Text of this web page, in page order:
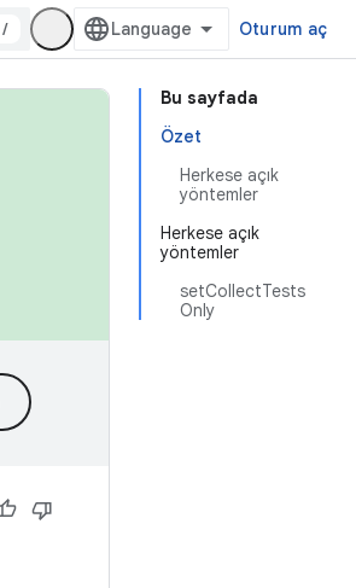
/ Oturum aç
Bu sayfada
Özet
Herkese açık
yöntemler
Herkese açık
yöntemler
setCollectTests
Only